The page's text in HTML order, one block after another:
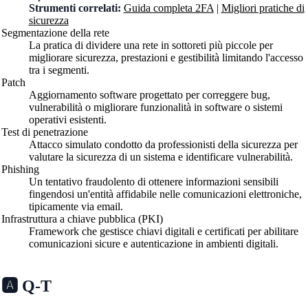
Strumenti correlati: Guida completa 2FA | Migliori pratiche di
sicurezza
Segmentazione della rete
La pratica di dividere una rete in sottoreti più piccole per
migliorare sicurezza, prestazioni e gestibilità limitando l'accesso
tra i segmenti.
Patch
Aggiornamento software progettato per correggere bug,
vulnerabilità o migliorare funzionalità in software o sistemi
operativi esistenti.
Test di penetrazione
Attacco simulato condotto da professionisti della sicurezza per
valutare la sicurezza di un sistema e identificare vulnerabilità.
Phishing
Un tentativo fraudolento di ottenere informazioni sensibili
fingendosi un'entità affidabile nelle comunicazioni elettroniche,
tipicamente via email.
Infrastruttura a chiave pubblica (PKI)
Framework che gestisce chiavi digitali e certificati per abilitare
comunicazioni sicure e autenticazione in ambienti digitali.
🅰️ Q-T